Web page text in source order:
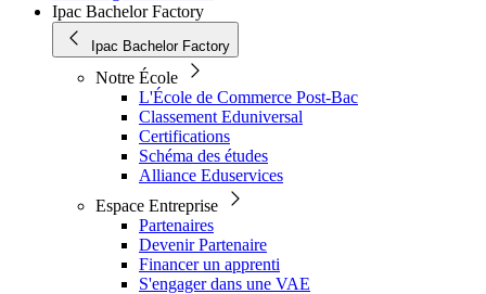
Ipac Bachelor Factory
Ipac Bachelor Factory
Notre École
L'École de Commerce Post-Bac
Classement Eduniversal
Certifications
Schéma des études
Alliance Eduservices
Espace Entreprise
Partenaires
Devenir Partenaire
Financer un apprenti
S'engager dans une VAE